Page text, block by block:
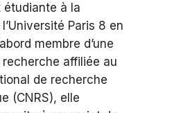
étudiante à la
Paris 8 en
membre d’une
recherche affiliée au
de recherche
(CNRS), elle